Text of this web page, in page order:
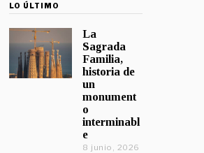
LO ÚLTIMO
La
Sagrada
Familia,
historia de
un
monument
o
interminabl
e
8 junio, 2026